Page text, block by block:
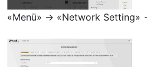
«Menü» → «Network Setting»